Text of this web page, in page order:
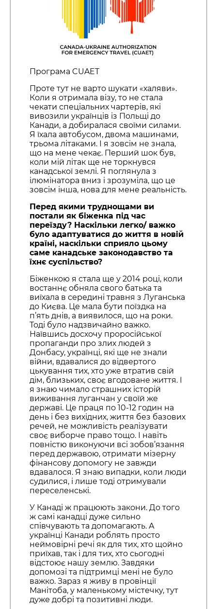
Програма CUAET
Проте тут не варто шукати «халяви».
Коли я отримала візу, то не стала
чекати спеціальних чартерів, які
вивозили українців із Польщі до
Канади, а добиралася своїми силами.
Я їхала автобусом, двома машинами,
трьома літаками. І я зовсім не знала,
що на мене чекає. Перший шок був,
коли мій літак ще не торкнувся
канадської землі. Я поглянула з
ілюмінатора вниз і зрозуміла, що це
зовсім інша, нова для мене реальність.
Перед якими труднощами ви
постали як біженка під час
переїзду? Наскільки легко/ важко
було адаптуватися до життя в новій
країні, наскільки сприяло цьому
саме канадське законодавство та
їхнє суспільство?
Біженкою я стала ще у 2014 році, коли
востаннє обняла свого батька та
виїхала в середині травня з Луганська
до Києва. Це мала бути поїздка на
п’ять днів, а виявилося, що на роки.
Тоді було надзвичайно важко.
Наївшись досхочу проросійської
пропаганди про злих людей з
Донбасу, українці, які ще не знали
війни, вдавалися до відвертого
цькування тих, хто уже втратив свій
дім, близьких, своє вгодоване життя. І
я знаю чимало страшних історій
виживання луганчан у своїй же
державі. Це праця по 10-12 годин на
день і без вихідних, життя без базових
речей, не можливість реалізувати
своє виборче право тощо. І навіть
повністю виконуючи всі зобов’язання
перед державою, отримати мізерну
фінансову допомогу не завжди
вдавалося. Я знаю випадки, коли люди
судилися, і лише тоді отримували
переселенські.
У Канаді ж працюють закони. До того
ж самі канадці дуже сильно
співчувають та допомагають. А
українці Канади роблять просто
неймовірні речі як для тих, хто щойно
приїхав, так і для тих, хто сьогодні
відстоює нашу землю. Завдяки
допомозі та підтримці мені не було
важко. Зараз я живу в провінції
Манітоба, у маленькому містечку, тут
дуже добрі та позитивні люди.